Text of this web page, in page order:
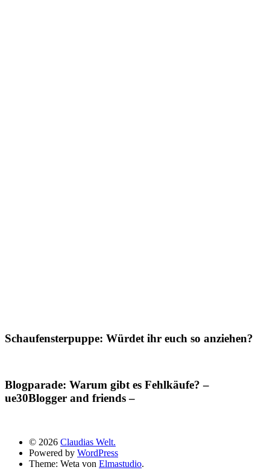
Schaufensterpuppe: Würdet ihr euch so anziehen?
Blogparade: Warum gibt es Fehlkäufe? –
ue30Blogger and friends –
© 2026 Claudias Welt.
Powered by WordPress
Theme: Weta von Elmastudio.